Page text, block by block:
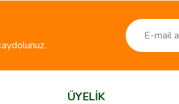
ÜYELİK